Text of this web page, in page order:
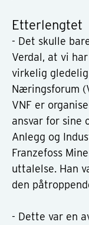
Etterlengtet
- Det skulle
Verdal, at vi
virkelig
Næringsforum
VNF er
ansvar for sine
Anlegg og
Franzefoss
uttalelse. Han
den
- Dette var en